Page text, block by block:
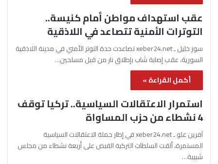
عقب استهداف مواطن أمام كنيسة..
التوترات الأمنية تتصاعد في اللاذقية
سوز خليل ـ xeber24.net تصاعدت حدة التوتر الأمني في مدينة اللاذقية
السورية، عقب إصابة شاب بإطلاق نار من قبل مسلحين…
أكمل القراءة »
استمرار الاعتقالات السياسية.. تركيا توقف
4 نشطاء من حزب المساواة
آفرين علو ـ xeber24.net في إطار حملة الاعتقالات السياسية
المستمرة، ألقت السلطات التركية القبض على أربعة نشطاء من مجلس
شبيبة…